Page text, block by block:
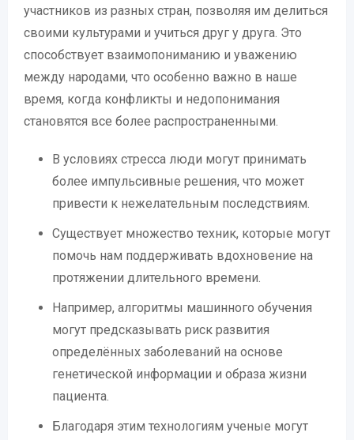
участников из разных стран, позволяя им делиться
своими культурами и учиться друг у друга. Это
способствует взаимопониманию и уважению
между народами, что особенно важно в наше
время, когда конфликты и недопонимания
становятся все более распространенными.
В условиях стресса люди могут принимать
более импульсивные решения, что может
привести к нежелательным последствиям.
Существует множество техник, которые могут
помочь нам поддерживать вдохновение на
протяжении длительного времени.
Например, алгоритмы машинного обучения
могут предсказывать риск развития
определённых заболеваний на основе
генетической информации и образа жизни
пациента.
Благодаря этим технологиям ученые могут